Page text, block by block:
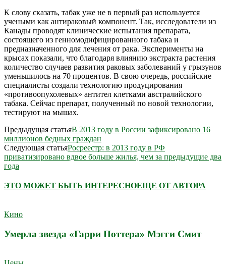
К слову сказать, табак уже не в первый раз используется
учеными как антираковый компонент. Так, исследователи из
Канады проводят клинические испытания препарата,
состоящего из генномодифицированного табака и
предназначенного для лечения от рака. Эксперименты на
крысах показали, что благодаря влиянию экстракта растения
количество случаев развития раковых заболеваний у грызунов
уменьшилось на 70 процентов. В свою очередь, российские
специалисты создали технологию продуцирования
«противоопухолевых» антител клетками австралийского
табака. Сейчас препарат, полученный по новой технологии,
тестируют на мышах.
Предыдущая статьяВ 2013 году в России зафиксировано 16
миллионов бедных граждан
Следующая статьяРосреестр: в 2013 году в РФ
приватизировано вдвое больше жилья, чем за предыдущие два
года
ЭТО МОЖЕТ БЫТЬ ИНТЕРЕСНОЕЩЕ ОТ АВТОРА
Кино
Умерла звезда «Гарри Поттера» Мэгги Смит